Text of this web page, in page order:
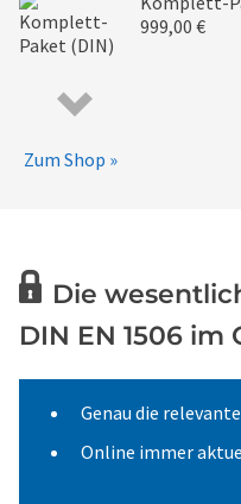
999,00 €
Zum Shop »
Die
DIN EN 1506
Genau die
Online immer